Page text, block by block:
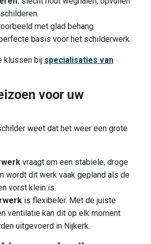
met glad behang
basis voor het schilderwerk.
klussen bij specialisaties van
voor uw
weet dat het weer een grote
vraagt om een stabiele, droge
wordt dit werk vaak gepland als de
vorst klein is.
is flexibeler. Met de juiste
ventilatie kan dit op elk moment
uitgevoerd in Nijkerk.